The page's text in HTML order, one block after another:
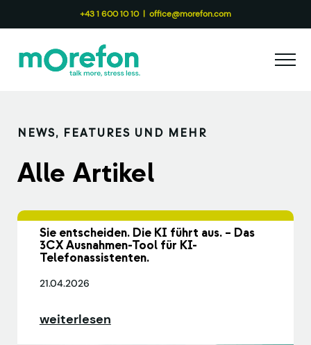
Inhalt
springen
+43 1 600 10 10 | office@morefon.com
NEWS, FEATURES UND MEHR
Alle Artikel
Sie entscheiden. Die KI führt aus. – Das
3CX Ausnahmen-Tool für KI-
Telefonassistenten.
21.04.2026
weiterlesen